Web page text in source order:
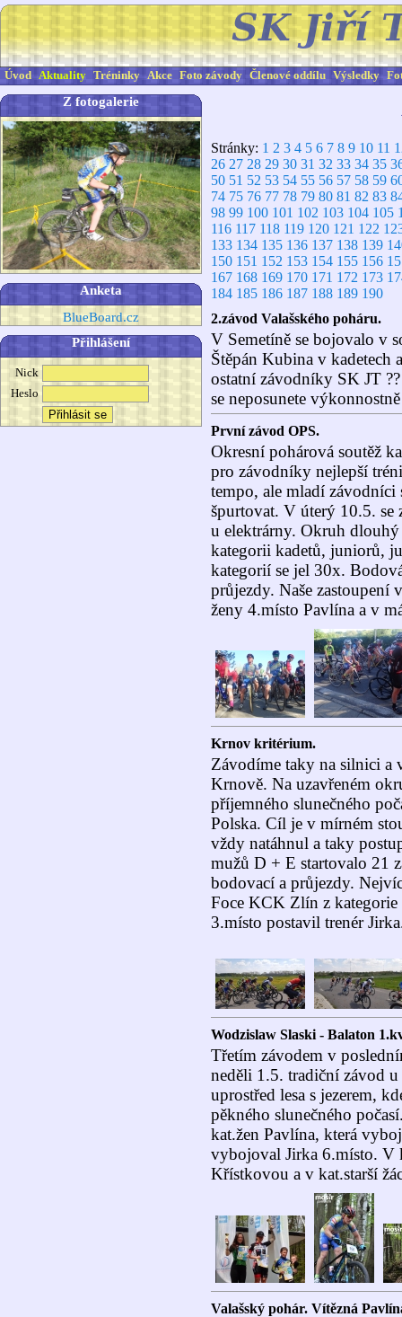
Úvod Aktuality Tréninky Akce Foto závody Členové oddílu Výsledky
Z fotogalerie
Anketa
BlueBoard.cz
Přihlášení
Nick
Heslo
Stránky: 1 2 3 4 5 6 7 8 9 10 11
26 27 28 29 30 31 32 33 34 35
50 51 52 53 54 55 56 57 58 59
74 75 76 77 78 79 80 81 82 83
98 99 100 101 102 103 104 105
116 117 118 119 120 121 122
133 134 135 136 137 138 139
150 151 152 153 154 155 156
167 168 169 170 171 172 173
184 185 186 187 188 189 190
2.závod Valašského poháru.
V Semetíně se bojovalo v
Štěpán Kubina v kadetech
ostatní závodníky SK JT
se neposunete
První závod OPS.
Okresní pohárová soutěž
pro závodníky nejlepší
tempo, ale mladí
špurtovat. V úterý 10.5.
u elektrárny. Okruh
kategorii kadetů, juniorů,
kategorií se jel 30x.
průjezdy. Naše zastoupení
ženy 4.místo Pavlína a v
Krnov kritérium.
Závodíme taky na silnici
Krnově. Na uzavřeném
příjemného slunečného
Polska. Cíl je v mírném
vždy natáhnul a taky
mužů D + E startovalo 21
bodovací a průjezdy.
Foce KCK Zlín z kategorie
3.místo postavil trenér
Wodzislaw Slaski - Balaton
Třetím závodem v
neděli 1.5. tradiční závod
uprostřed lesa s jezerem,
pěkného slunečného
kat.žen Pavlína, která
vybojoval Jirka 6.místo. V
Křístkovou a v kat.starší
Valašský pohár. Vítězná